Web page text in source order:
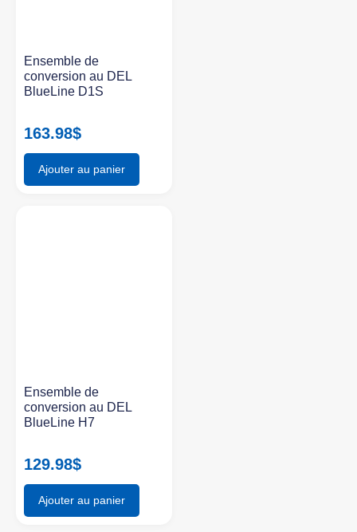
Ensemble de
conversion au DEL
BlueLine D1S
163.98$
Ajouter au panier
Ensemble de
conversion au DEL
BlueLine H7
129.98$
Ajouter au panier